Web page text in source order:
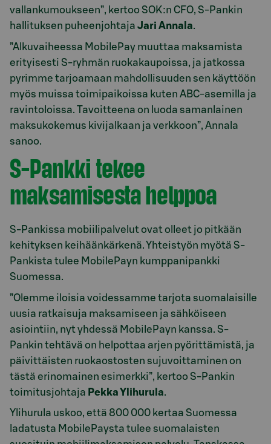
vallankumoukseen”, kertoo SOK:n CFO, S-Pankin
hallituksen puheenjohtaja Jari Annala.
”Alkuvaiheessa MobilePay muuttaa maksamista
erityisesti S-ryhmän ruokakaupoissa, ja jatkossa
pyrimme tarjoamaan mahdollisuuden sen käyttöön
myös muissa toimipaikoissa kuten ABC-asemilla ja
ravintoloissa. Tavoitteena on luoda samanlainen
maksukokemus kivijalkaan ja verkkoon”, Annala
sanoo.
S-Pankki tekee
maksamisesta helppoa
S-Pankissa mobiilipalvelut ovat olleet jo pitkään
kehityksen keihäänkärkenä. Yhteistyön myötä S-
Pankista tulee MobilePayn kumppanipankki
Suomessa.
”Olemme iloisia voidessamme tarjota suomalaisille
uusia ratkaisuja maksamiseen ja sähköiseen
asiointiin, nyt yhdessä MobilePayn kanssa. S-
Pankin tehtävä on helpottaa arjen pyörittämistä, ja
päivittäisten ruokaostosten sujuvoittaminen on
tästä erinomainen esimerkki”, kertoo S-Pankin
toimitusjohtaja Pekka Ylihurula.
Ylihurula uskoo, että 800 000 kertaa Suomessa
ladatusta MobilePaysta tulee suomalaisten